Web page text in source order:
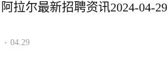
阿拉尔最新招聘资讯2024-04-29
· 04.29